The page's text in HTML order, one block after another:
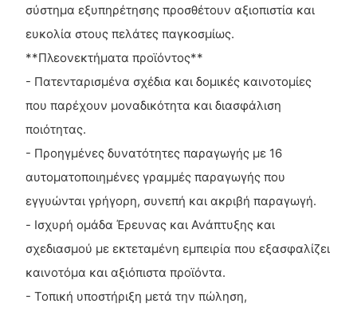
σύστημα εξυπηρέτησης προσθέτουν αξιοπιστία και
ευκολία στους πελάτες παγκοσμίως.
**Πλεονεκτήματα προϊόντος**
- Πατενταρισμένα σχέδια και δομικές καινοτομίες
που παρέχουν μοναδικότητα και διασφάλιση
ποιότητας.
- Προηγμένες δυνατότητες παραγωγής με 16
αυτοματοποιημένες γραμμές παραγωγής που
εγγυώνται γρήγορη, συνεπή και ακριβή παραγωγή.
- Ισχυρή ομάδα Έρευνας και Ανάπτυξης και
σχεδιασμού με εκτεταμένη εμπειρία που εξασφαλίζει
καινοτόμα και αξιόπιστα προϊόντα.
- Τοπική υποστήριξη μετά την πώληση,